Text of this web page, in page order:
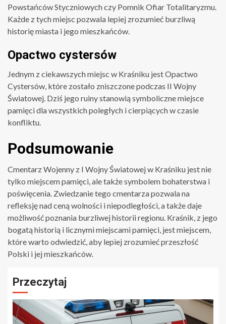
Powstańców Styczniowych czy Pomnik Ofiar Totalitaryzmu.
Każde z tych miejsc pozwala lepiej zrozumieć burzliwą
historię miasta i jego mieszkańców.
Opactwo cystersów
Jednym z ciekawszych miejsc w Kraśniku jest Opactwo
Cystersów, które zostało zniszczone podczas II Wojny
Światowej. Dziś jego ruiny stanowią symboliczne miejsce
pamięci dla wszystkich poległych i cierpiących w czasie
konfliktu.
Podsumowanie
Cmentarz Wojenny z I Wojny Światowej w Kraśniku jest nie
tylko miejscem pamięci, ale także symbolem bohaterstwa i
poświęcenia. Zwiedzanie tego cmentarza pozwala na
refleksję nad ceną wolności i niepodległości, a także daje
możliwość poznania burzliwej historii regionu. Kraśnik, z jego
bogatą historią i licznymi miejscami pamięci, jest miejscem,
które warto odwiedzić, aby lepiej zrozumieć przeszłość
Polski i jej mieszkańców.
Przeczytaj